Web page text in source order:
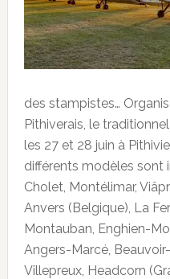
des stampistes…
Pithiverais, le
les 27 et 28 juin à
différents modèles sont
Cholet, Montélimar,
Anvers (Belgique), La
Montauban, Enghien-
Angers-Marcé,
Villepreux, Headcorn